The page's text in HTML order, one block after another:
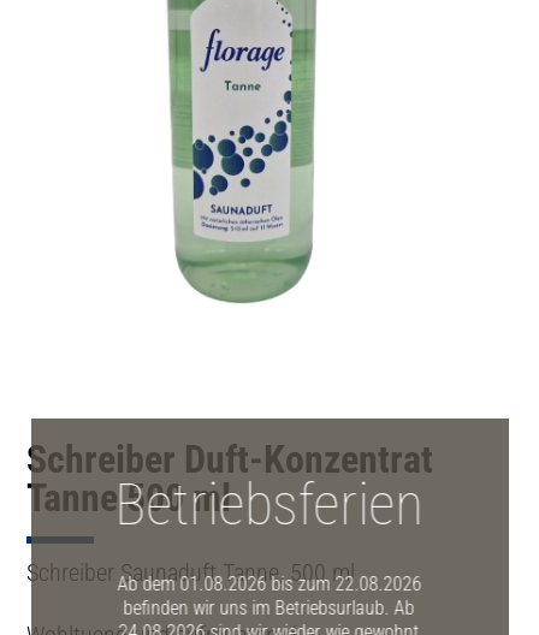
Schreiber Duft-Konzentrat
Tanne 500 ml
Schreiber Saunaduft Tanne, 500 ml
Ab dem 01.08.2026 bis zum 22.08.2026
befinden wir uns im Betriebsurlaub. Ab
Betriebsferien